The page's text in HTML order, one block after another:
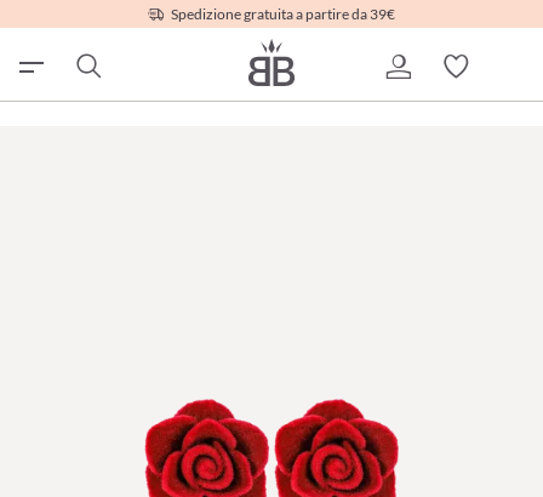
Spedizione gratuita a partire da 39€